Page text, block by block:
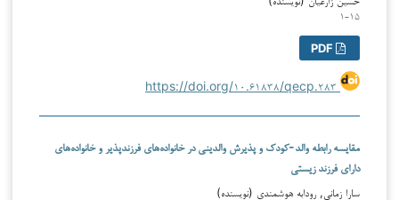
۱-۱۵
https://doi.org/۱۰.۶۱۸۳۸/qecp.۲۸۳
مقایسه رابطه والد-کودک و پذیرش والدینی در خانواده‌های فرزندپذیر و خانواده‌های
دارای فرزند زیستی
سارا زمانی, رودابه هوشمندی (نویسنده)